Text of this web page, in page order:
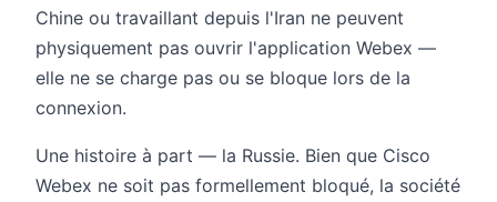
Chine ou travaillant depuis l'Iran ne peuvent
physiquement pas ouvrir l'application Webex —
elle ne se charge pas ou se bloque lors de la
connexion.
Une histoire à part — la Russie. Bien que Cisco
Webex ne soit pas formellement bloqué, la société